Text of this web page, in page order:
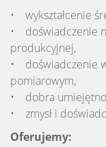
• wykształcenie
• doświadczenie
produkcyjnej,
• doświadczenie
pomiarowym,
• dobra
• zmysł i
Oferujemy: